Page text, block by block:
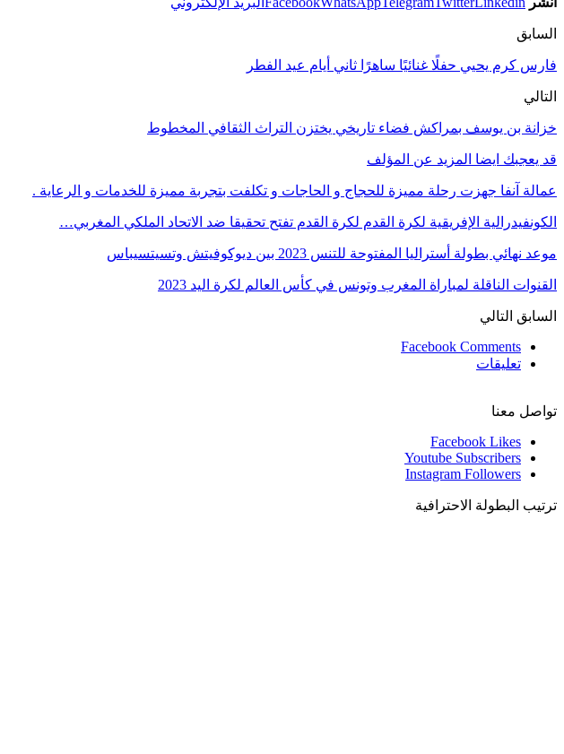
السابق
فارس كرم يحيي حفلًا غنائيًا ساهرًا ثاني أيام عيد الفطر
التالي
خزانة بن يوسف بمراكش فضاء تاريخي يختزن التراث الثقافي المخطوط
قد يعجبك ايضا المزيد عن المؤلف
عمالة آنفا جهزت رحلة مميزة للحجاج و الحاجات و تكلفت بتجربة مميزة للخدمات و الرعاية .
الكونفيدرالية الإفريقية لكرة القدم لكرة القدم تفتح تحقيقا ضد الاتحاد الملكي المغربي…
موعد نهائي بطولة أستراليا المفتوحة للتنس 2023 بين ديوكوفيتش وتسيتسيباس
القنوات الناقلة لمباراة المغرب وتونس في كأس العالم لكرة اليد 2023
السابق التالي
Facebook Comments
تعليقات
تواصل معنا
Facebook Likes
Youtube Subscribers
Instagram Followers
ترتيب البطولة الاحترافية